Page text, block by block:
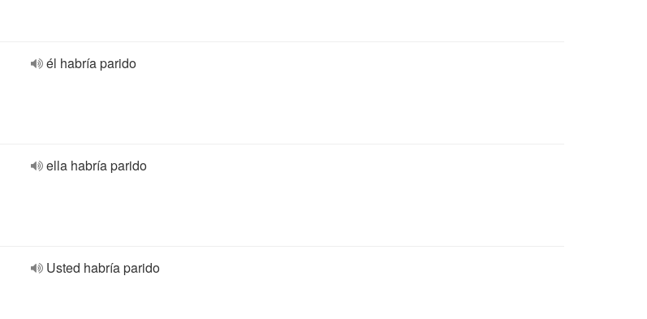
él habría parido
ella habría parido
Usted habría parido